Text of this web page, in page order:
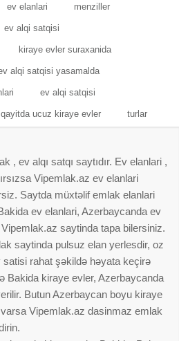
ev elanlari menziller
ev alqi satqisi
kiraye evler suraxanida
alqi satqisi yasamalda
ev alqi satqisi
ucuz kiraye evler turlar
, ev alqı satqı saytıdır. Ev elanlari ,
Vipemlak.az ev elanlari
Saytda müxtəlif emlak elanlari
ev elanlari, Azerbaycanda ev
saytinda tapa bilersiniz.
saytinda pulsuz elan yerlesdir, oz
rahat şəkildə həyata keçirə
Bakida kiraye evler, Azerbaycanda
Butun Azerbaycan boyu kiraye
Vipemlak.az dasinmaz emlak